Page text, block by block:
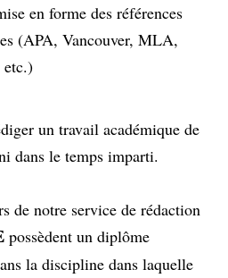
en forme des références
(APA, Vancouver, MLA,
etc.)
un travail académique de
dans le temps imparti.
de notre service de rédaction
possèdent un diplôme
la discipline dans laquelle